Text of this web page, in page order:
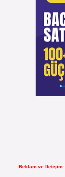
Reklam ve İletişim: